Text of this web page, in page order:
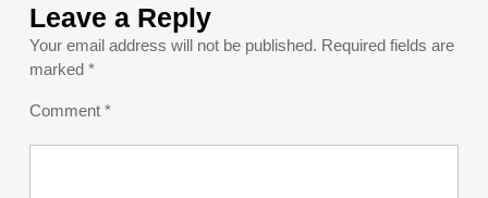
Leave a Reply
Your email address will not be published. Required fields are
marked *
Comment *